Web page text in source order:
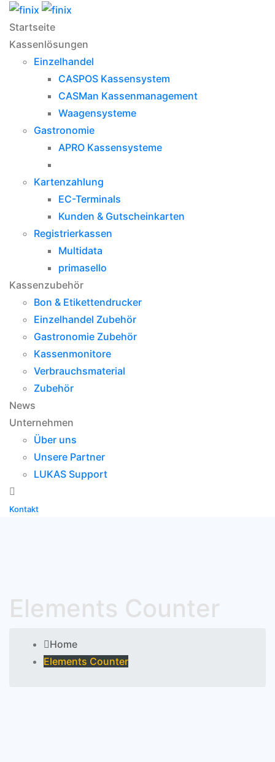
Startseite
Kassenlösungen
Einzelhandel
CASPOS Kassensystem
CASMan Kassenmanagement
Waagensysteme
Gastronomie
APRO Kassensysteme
Kartenzahlung
EC-Terminals
Kunden & Gutscheinkarten
Registrierkassen
Multidata
primasello
Kassenzubehör
Bon & Etikettendrucker
Einzelhandel Zubehör
Gastronomie Zubehör
Kassenmonitore
Verbrauchsmaterial
Zubehör
News
Unternehmen
Über uns
Unsere Partner
LUKAS Support
Kontakt
Elements Counter
Home
Elements Counter